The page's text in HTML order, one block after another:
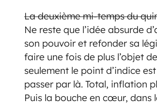
La deuxième mi-temps du
Ne reste que l’idée absurde
son pouvoir et refonder sa
faire une fois de plus l’objet
seulement le point d’indice
passer par là. Total, inflation
Puis la bouche en cœur, dans